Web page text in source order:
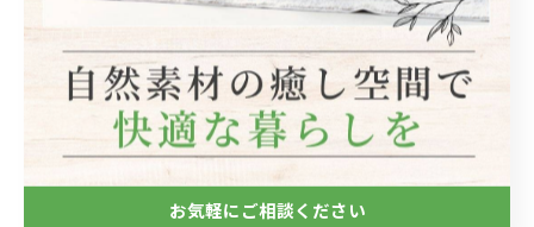
暖房効率や快適性の向上に直結します。壁の断熱は、予
算や住宅の状況を見て次の段階で検討するのが現実的で
実際に宝塚市で断熱リフォームを行った事例でも、「ま
ずは窓・床下を優先して大正解だった」という声が多
く、みらいエコ住宅の補助金を利用した成功例も増えて
お気軽にご相談ください